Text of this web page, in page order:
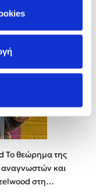
Το θεώρημα της
αναγνωστών και
στη